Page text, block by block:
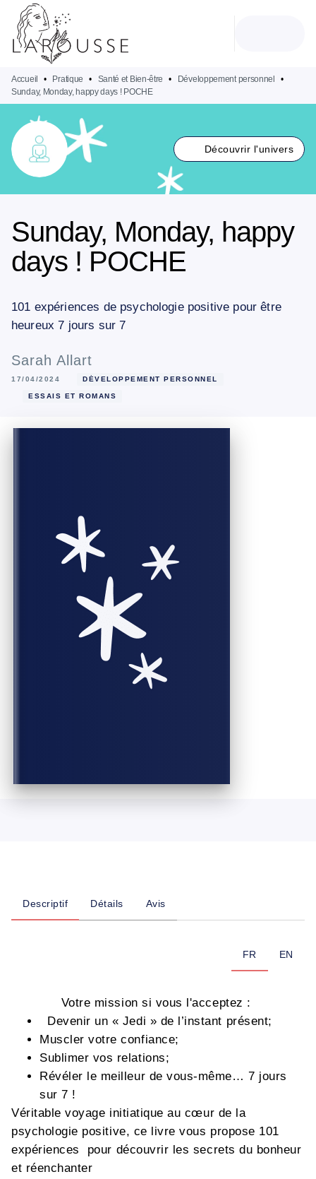
MENU
PIED DE PAGE
Accueil • Pratique • Santé et Bien-être • Développement personnel
•
Sunday, Monday, happy days ! POCHE
Découvrir l'univers
Sunday, Monday, happy
days ! POCHE
101 expériences de psychologie positive pour être
heureux 7 jours sur 7
Sarah Allart
17/04/2024 DÉVELOPPEMENT PERSONNEL
ESSAIS ET ROMANS
Descriptif Détails Avis
FR EN
Votre mission si vous l'acceptez :
Devenir un « Jedi » de l’instant présent;
Muscler votre confiance;
Sublimer vos relations;
Révéler le meilleur de vous-même… 7 jours
sur 7 !
Véritable voyage initiatique au cœur de la
psychologie positive, ce livre vous propose 101
expériences pour découvrir les secrets du bonheur
et réenchanter